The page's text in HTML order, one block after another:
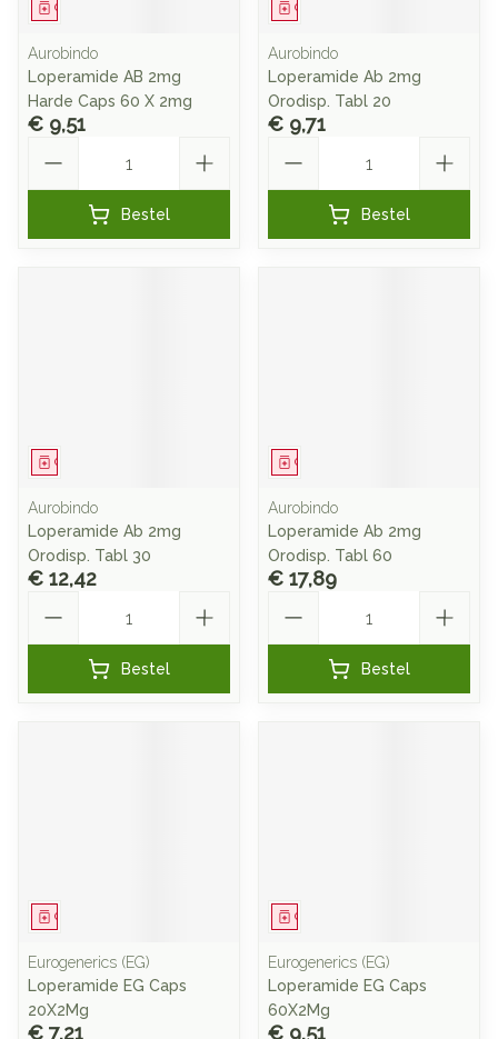
Geneesmiddel
Aurobindo
Loperamide AB 2mg
Harde Caps 60 X 2mg
€ 9,51
Bestel
Geneesmiddel
Aurobindo
Loperamide Ab 2mg
Orodisp. Tabl 20
€ 9,71
Bestel
Geneesmiddel
Aurobindo
Loperamide Ab 2mg
Orodisp. Tabl 30
€ 12,42
Bestel
Geneesmiddel
Aurobindo
Loperamide Ab 2mg
Orodisp. Tabl 60
€ 17,89
Bestel
Geneesmiddel
Eurogenerics (EG)
Loperamide EG Caps
20X2Mg
€ 7,21
Geneesmiddel
Eurogenerics (EG)
Loperamide EG Caps
60X2Mg
€ 9,51